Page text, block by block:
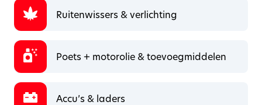
Ruitenwissers & verlichting
Poets + motorolie & toevoegmiddelen
Accu’s & laders